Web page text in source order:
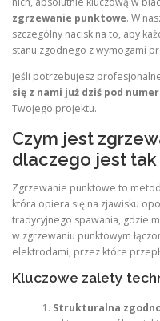
zgrzewanie punktowe. W
szczególny nacisk na to, aby
stanu zgodnego z wymogami
Jeśli potrzebujesz
się z nami już dziś pod
Twojego projektu.
Czym jest
dlaczego jest tak
Zgrzewanie punktowe to
która opiera się na zjawisku
tradycyjnego spawania, gdzie
w zgrzewaniu punktowym
elektrodami, przez które
Kluczowe zalety
Strukturalna